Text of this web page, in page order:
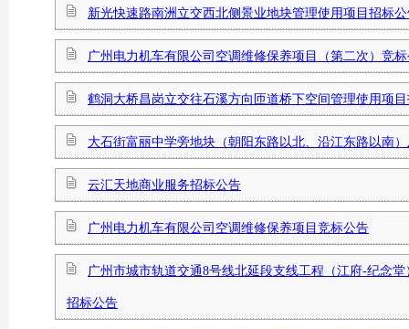
新光快速路南洲立交西北侧景业地块管理使用项目招标
广州电力机车有限公司空调维修保养项目（第二次）竞
鹤洞大桥昌岗立交往石溪方向匝道桥下空间管理使用项
大石街富丽中学旁地块（朝阳东路以北、沿江东路以南
云汇天地商业服务招标公告
广州电力机车有限公司空调维修保养项目竞标公告
广州市城市轨道交通8号线北延段支线工程（江府-纪念
招标公告